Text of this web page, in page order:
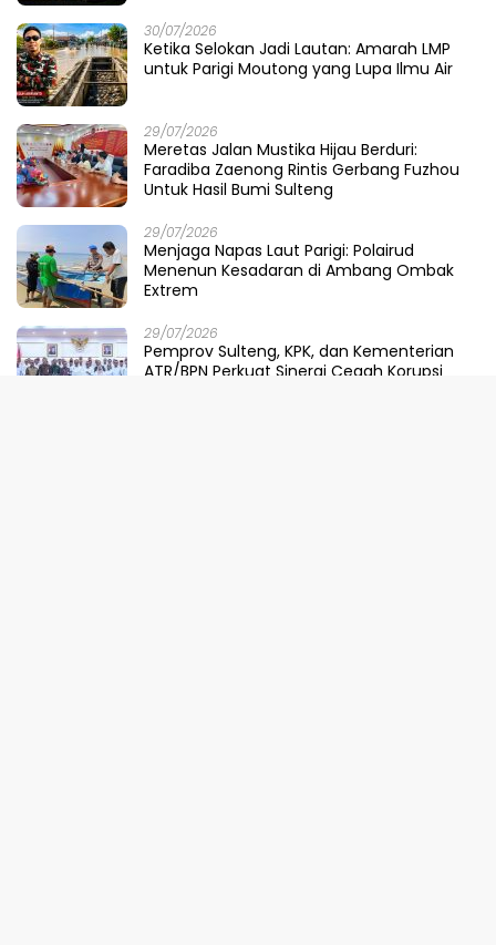
30/07/2026
Ketika Selokan Jadi Lautan: Amarah LMP
untuk Parigi Moutong yang Lupa Ilmu Air
29/07/2026
Meretas Jalan Mustika Hijau Berduri:
Faradiba Zaenong Rintis Gerbang Fuzhou
Untuk Hasil Bumi Sulteng
29/07/2026
​Menjaga Napas Laut Parigi: Polairud
Menenun Kesadaran di Ambang Ombak
Extrem
29/07/2026
Pemprov Sulteng, KPK, dan Kementerian
ATR/BPN Perkuat Sinergi Cegah Korupsi